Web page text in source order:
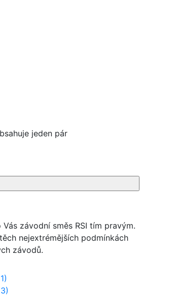
jeden pár
závodní směs RSI tím pravým.
nejextrémějších podmínkách
závodů.